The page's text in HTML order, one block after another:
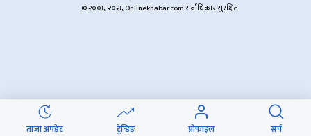
ताजा अपडेट ट्रेन्डिङ प्रोफाइल सर्च
© २००६-२०२६ Onlinekhabar.com सर्वाधिकार सुरक्षित